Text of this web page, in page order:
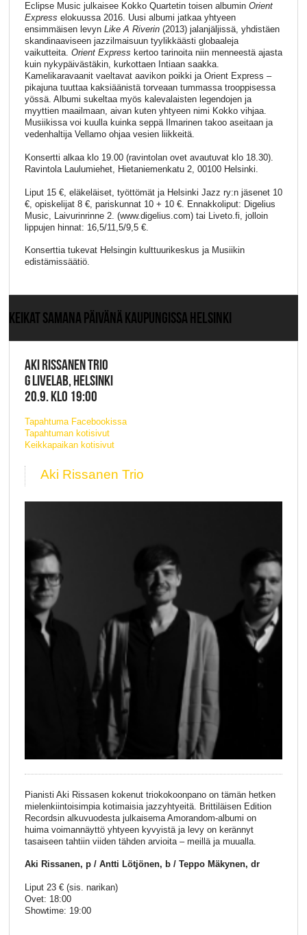
Eclipse Music julkaisee Kokko Quartetin toisen albumin Orient
Express elokuussa 2016. Uusi albumi jatkaa yhtyeen
ensimmäisen levyn Like A Riverin(2013) jalanjäljissä, yhdistäen
skandinaaviseen jazzilmaisuun tyylikkäästi globaaleja
vaikutteita. Orient Express kertoo tarinoita niin menneestä ajasta
kuin nykypäivästäkin, kurkottaen Intiaan saakka.
Kamelikaravaanit vaeltavat aavikon poikki ja Orient Express –
pikajuna tuuttaa kaksiäänistä torveaan tummassa trooppisessa
yössä. Albumi sukeltaa myös kalevalaisten legendojen ja
myyttien maailmaan, aivan kuten yhtyeen nimi Kokko vihjaa.
Musiikissa voi kuulla kuinka seppä Ilmarinen takoo aseitaan ja
vedenhaltija Vellamo ohjaa vesien liikkeitä.
Konsertti alkaa klo 19.00 (ravintolan ovet avautuvat klo 18.30).
Ravintola Laulumiehet, Hietaniemenkatu 2, 00100 Helsinki.
Liput 15 €, eläkeläiset, työttömät ja Helsinki Jazz ry:n jäsenet 10
€, opiskelijat 8 €, pariskunnat 10 + 10 €. Ennakkoliput: Digelius
Music, Laivurinrinne 2. (www.digelius.com) tai Liveto.fi, jolloin
lippujen hinnat: 16,5/11,5/9,5 €.
Konserttia tukevat Helsingin kulttuurikeskus ja Musiikin
edistämissäätiö.
KEIKAT SAMANA PÄIVÄNÄ KAUPUNGISSA HELSINKI
AKI RISSANEN TRIO
G LIVELAB, HELSINKI
20.9. KLO 19:00
Tapahtuma Facebookissa
Tapahtuman kotisivut
Keikkapaikan kotisivut
Aki Rissanen Trio
Pianisti Aki Rissasen kokenut triokokoonpano on tämän hetken
mielenkiintoisimpia kotimaisia jazzyhtyeitä. Brittiläisen Edition
Recordsin alkuvuodesta julkaisema Amorandom-albumi on
huima voimannäyttö yhtyeen kyvyistä ja levy on kerännyt
tasaiseen tahtiin viiden tähden arvioita – meillä ja muualla.
Aki Rissanen, p / Antti Lötjönen, b / Teppo Mäkynen, dr
Liput 23 € (sis. narikan)
Ovet: 18:00
Showtime: 19:00